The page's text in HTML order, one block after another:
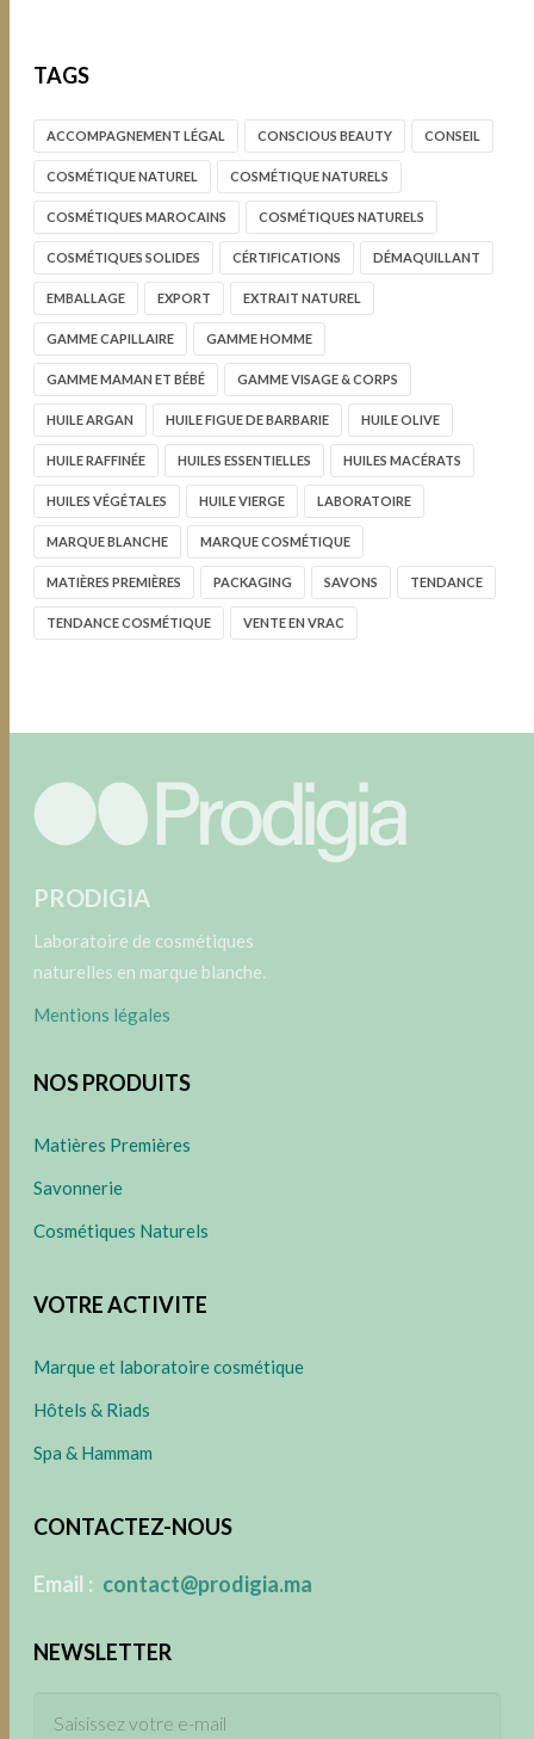
TAGS
ACCOMPAGNEMENT LÉGAL CONSCIOUS BEAUTY CONSEIL
COSMÉTIQUE NATUREL COSMÉTIQUE NATURELS
COSMÉTIQUES MAROCAINS COSMÉTIQUES NATURELS
COSMÉTIQUES SOLIDES CÉRTIFICATIONS DÉMAQUILLANT
EMBALLAGE EXPORT EXTRAIT NATUREL
GAMME CAPILLAIRE GAMME HOMME
GAMME MAMAN ET BÉBÉ GAMME VISAGE & CORPS
HUILE ARGAN HUILE FIGUE DE BARBARIE HUILE OLIVE
HUILE RAFFINÉE HUILES ESSENTIELLES HUILES MACÉRATS
HUILES VÉGÉTALES HUILE VIERGE LABORATOIRE
MARQUE BLANCHE MARQUE COSMÉTIQUE
MATIÈRES PREMIÈRES PACKAGING SAVONS TENDANCE
TENDANCE COSMÉTIQUE VENTE EN VRAC
PRODIGIA
Laboratoire de cosmétiques
naturelles en marque blanche.
Mentions légales
NOS PRODUITS
Matières Premières
Savonnerie
Cosmétiques Naturels
VOTRE ACTIVITE
Marque et laboratoire cosmétique
Hôtels & Riads
Spa & Hammam
CONTACTEZ-NOUS
Email : contact@prodigia.ma
NEWSLETTER